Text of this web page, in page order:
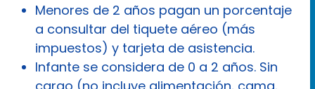
Menores de 2 años pagan un porcentaje
a consultar del tiquete aéreo (más
impuestos) y tarjeta de asistencia.
Infante se considera de 0 a 2 años. Sin